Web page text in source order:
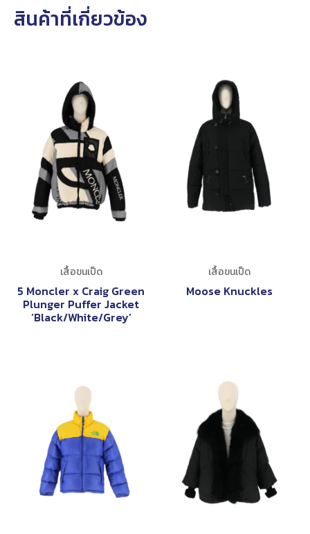
สินค้าที่เกี่ยวข้อง
เสื้อขนเป็ด
5 Moncler x Craig Green
Plunger Puffer Jacket
‘Black/White/Grey’
เสื้อขนเป็ด
Moose Knuckles